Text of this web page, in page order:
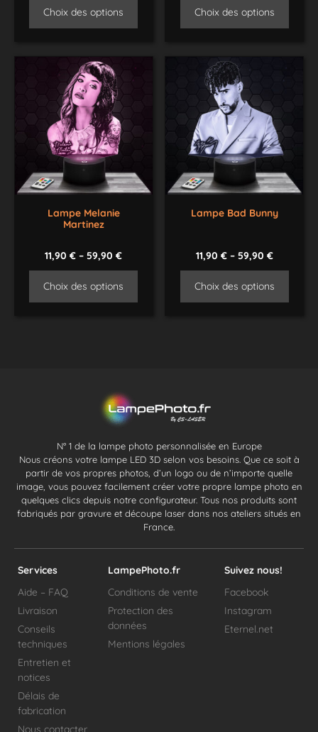
Choix des options Choix des options
Lampe Melanie
Martinez
11,90€ –59,90€
Choix des options
Lampe Bad Bunny
11,90 €– 59,90 €
Choix des options
N° 1 de la lampe photo personnalisée en Europe
Nous créons votre lampe LED 3D selon vos besoins. Que ce soit à
partir de vos propres photos, d’un logo ou de n’importe quelle
image, vous pouvez facilement créer votre propre lampe photo en
quelques clics depuis notre configurateur. Tous nos produits sont
fabriqués par gravure et découpe laser dans nos ateliers situés en
France.
Services
Aide – FAQ
Livraison
Conseils
techniques
Entretien et
notices
Délais de
fabrication
Nous contacter
LampePhoto.fr
Conditions de vente
Protection des
données
Mentions légales
Suivez nous!
Facebook
Instagram
Eternel.net